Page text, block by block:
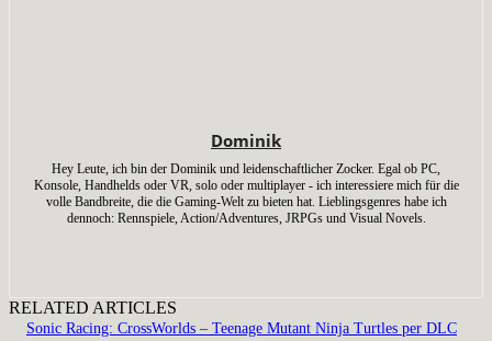
Dominik
Hey Leute, ich bin der Dominik und leidenschaftlicher Zocker. Egal ob PC,
Konsole, Handhelds oder VR, solo oder multiplayer - ich interessiere mich für die
volle Bandbreite, die die Gaming-Welt zu bieten hat. Lieblingsgenres habe ich
dennoch: Rennspiele, Action/Adventures, JRPGs und Visual Novels.
RELATED ARTICLES
Sonic Racing: CrossWorlds – Teenage Mutant Ninja Turtles per DLC